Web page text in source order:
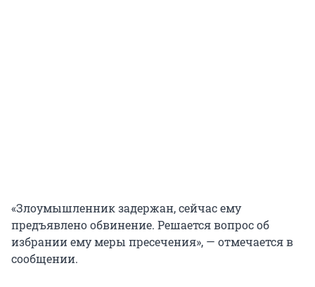
«Злоумышленник задержан, сейчас ему
предъявлено обвинение. Решается вопрос об
избрании ему меры пресечения», — отмечается в
сообщении.